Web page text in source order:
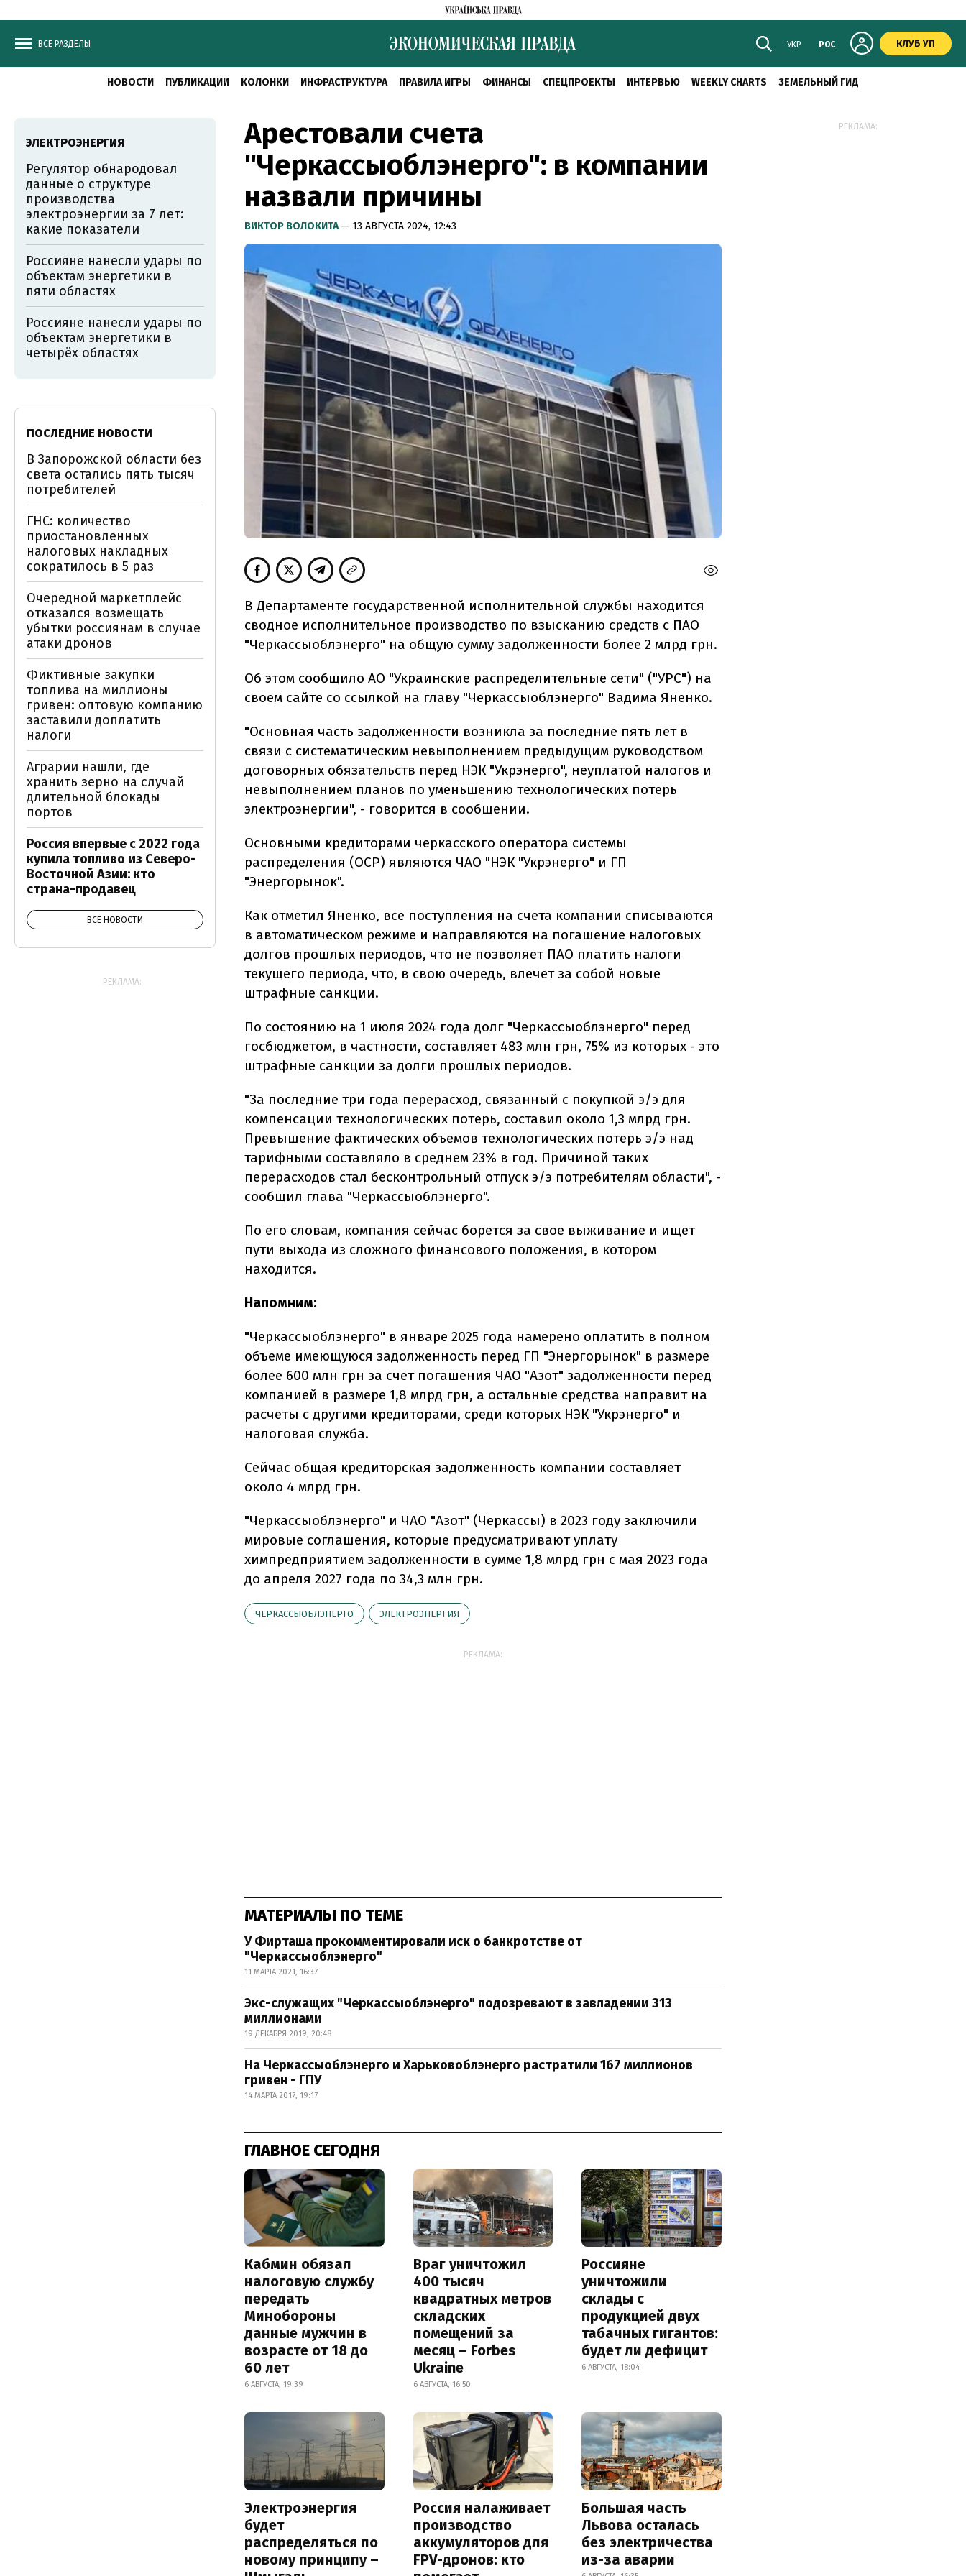
ВСЕ РАЗДЕЛЫ УКР РОС КЛУБ УП
НОВОСТИ ПУБЛИКАЦИИ КОЛОНКИ ИНФРАСТРУКТУРА ПРАВИЛА ИГРЫ ФИНАНСЫ СПЕЦПРОЕКТЫ ИНТЕРВЬЮ WEEKLY CHARTS ЗЕМЕЛЬНЫЙ ГИД
Арестовали счета
"Черкассыоблэнерго": в компании
назвали причины
ВИКТОР ВОЛОКИТА— 13 АВГУСТА 2024, 12:43
В Департаменте государственной исполнительной службы находится
сводное исполнительное производство по взысканию средств с ПАО
"Черкассыоблэнерго" на общую сумму задолженности более 2 млрд грн.
Об этом сообщило АО "Украинские распределительные сети" ("УРС") на
своем сайте со ссылкой на главу "Черкассыоблэнерго" Вадима Яненко.
"Основная часть задолженности возникла за последние пять лет в
связи с систематическим невыполнением предыдущим руководством
договорных обязательств перед НЭК "Укрэнерго", неуплатой налогов и
невыполнением планов по уменьшению технологических потерь
электроэнергии", - говорится в сообщении.
Основными кредиторами черкасского оператора системы
распределения (ОСР) являются ЧАО "НЭК "Укрэнерго" и ГП
"Энергорынок".
Как отметил Яненко, все поступления на счета компании списываются
в автоматическом режиме и направляются на погашение налоговых
долгов прошлых периодов, что не позволяет ПАО платить налоги
текущего периода, что, в свою очередь, влечет за собой новые
штрафные санкции.
По состоянию на 1 июля 2024 года долг "Черкассыоблэнерго" перед
госбюджетом, в частности, составляет 483 млн грн, 75% из которых - это
штрафные санкции за долги прошлых периодов.
"За последние три года перерасход, связанный с покупкой э/э для
компенсации технологических потерь, составил около 1,3 млрд грн.
Превышение фактических объемов технологических потерь э/э над
тарифными составляло в среднем 23% в год. Причиной таких
перерасходов стал бесконтрольный отпуск э/э потребителям области", -
сообщил глава "Черкассыоблэнерго".
По его словам, компания сейчас борется за свое выживание и ищет
пути выхода из сложного финансового положения, в котором
находится.
Напомним:
"Черкассыоблэнерго" в январе 2025 года намерено оплатить в полном
объеме имеющуюся задолженность перед ГП "Энергорынок" в размере
более 600 млн грн за счет погашения ЧАО "Азот" задолженности перед
компанией в размере 1,8 млрд грн, а остальные средства направит на
расчеты с другими кредиторами, среди которых НЭК "Укрэнерго" и
налоговая служба.
Сейчас общая кредиторская задолженность компании составляет
около 4 млрд грн.
"Черкассыоблэнерго" и ЧАО "Азот" (Черкассы) в 2023 году заключили
мировые соглашения, которые предусматривают уплату
химпредприятием задолженности в сумме 1,8 млрд грн с мая 2023 года
до апреля 2027 года по 34,3 млн грн.
ЧЕРКАССЫОБЛЭНЕРГО ЭЛЕКТРОЭНЕРГИЯ
РЕКЛАМА:
МАТЕРИАЛЫ ПО ТЕМЕ
У Фирташа прокомментировали иск о банкротстве от
"Черкассыоблэнерго"
11 МАРТА 2021, 16:37
Экс-служащих "Черкассыоблэнерго" подозревают в завладении 313
миллионами
19 ДЕКАБРЯ 2019, 20:48
На Черкассыоблэнерго и Харьковоблэнерго растратили 167 миллионов
гривен - ГПУ
14 МАРТА 2017, 19:17
ГЛАВНОЕ СЕГОДНЯ
Кабмин обязал
налоговую службу
передать
Минобороны
данные мужчин в
возрасте от 18 до
60 лет
6 АВГУСТА, 19:39
Враг уничтожил
400 тысяч
квадратных метров
складских
помещений за
месяц – Forbes
Ukraine
6 АВГУСТА, 16:50
Россияне
уничтожили
склады с
продукцией двух
табачных гигантов:
будет ли дефицит
6 АВГУСТА, 18:04
Электроэнергия
будет
распределяться по
новому принципу –
Россия налаживает
производство
аккумуляторов для
FPV-дронов: кто
Большая часть
Львова осталась
без электричества
из-за аварии
ЭЛЕКТРОЭНЕРГИЯ
Регулятор обнародовал
данные о структуре
производства
электроэнергии за 7 лет:
какие показатели
Россияне нанесли удары по
объектам энергетики в
пяти областях
Россияне нанесли удары по
объектам энергетики в
четырёх областях
ПОСЛЕДНИЕ НОВОСТИ
В Запорожской области без
света остались пять тысяч
потребителей
ГНС: количество
приостановленных
налоговых накладных
сократилось в 5 раз
Очередной маркетплейс
отказался возмещать
убытки россиянам в случае
атаки дронов
Фиктивные закупки
топлива на миллионы
гривен: оптовую компанию
заставили доплатить
налоги
Аграрии нашли, где
хранить зерно на случай
длительной блокады
портов
Россия впервые с 2022 года
купила топливо из Северо-
Восточной Азии: кто
страна-продавец
ВСЕ НОВОСТИ
РЕКЛАМА:
РЕКЛАМА: